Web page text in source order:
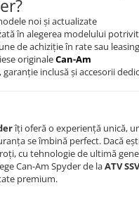
noi și actualizate
în alegerea modelului potrivit
de achiziție în rate sau leasing
originaleCan-Am
inclusă și accesorii
îți oferă o experiență unică,
se îmbină perfect. Dacă
cu tehnologie de ultimă
Can-Am Spyder de laATV
premium.